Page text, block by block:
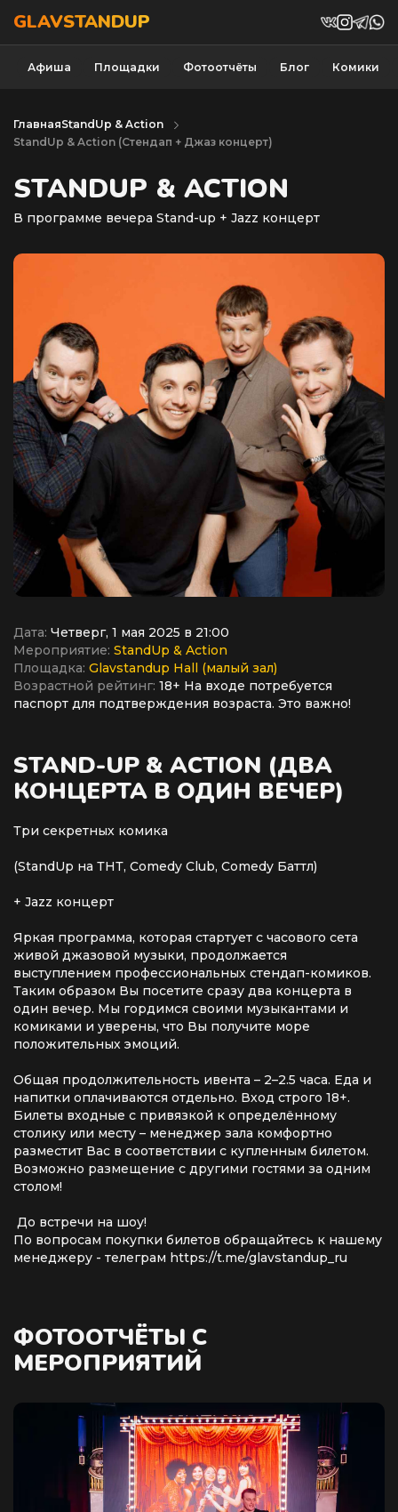
GLAVSTANDUP
Афиша Площадки Фотоотчёты Блог Комики
ГлавнаяStandUp & Action
StandUp & Action (Cтендап + Джаз концерт)
STANDUP & ACTION
В программе вечера Stand-up + Jazz концерт
Дата: Четверг, 1 мая 2025 в 21:00
Мероприятие: StandUp & Action
Площадка: Glavstandup Hall (малый зал)
Возрастной рейтинг: 18+ На входе потребуется
паспорт для подтверждения возраста. Это важно!
STAND-UP & ACTION (ДВА
КОНЦЕРТА В ОДИН ВЕЧЕР)
Три секретных комика
(StandUp на ТНТ, Comedy Club, Comedy Баттл)
+ Jazz концерт
Яркая программа, которая стартует с часового сета
живой джазовой музыки, продолжается
выступлением профессиональных стендап-комиков.
Таким образом Вы посетите сразу два концерта в
один вечер. Мы гордимся своими музыкантами и
комиками и уверены, что Вы получите море
положительных эмоций.
Общая продолжительность ивента – 2–2.5 часа. Еда и
напитки оплачиваются отдельно. Вход строго 18+.
Билеты входные с привязкой к определённому
столику или месту – менеджер зала комфортно
разместит Вас в соответствии с купленным билетом.
Возможно размещение с другими гостями за одним
столом!
До встречи на шоу!
По вопросам покупки билетов обращайтесь к нашему
менеджеру - телеграм https://t.me/glavstandup_ru
ФОТООТЧЁТЫ С
МЕРОПРИЯТИЙ